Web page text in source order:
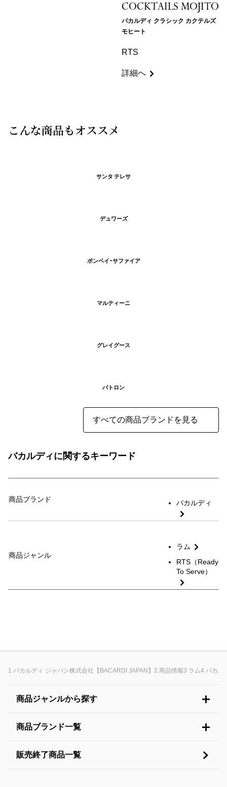
COCKTAILS MOJITO
バカルディ クラシック カクテルズ
モヒート
RTS
詳細へ
こんな商品もオススメ
サンタ テレサ
デュワーズ
ボンベイ・サファイア
マルティーニ
グレイグース
パトロン
すべての商品ブランドを見る
バカルディに関するキーワード
商品ブランド バカルディ
商品ジャンル
ラム
RTS（Ready
To Serve）
バカルディ ジャパン株式会社【BACARDI JAPAN】 商品情報 ラム バカル
商品ジャンルから探す
商品ブランド一覧
販売終了商品一覧